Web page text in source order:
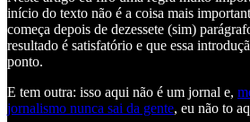
início do texto não é a coisa mais
começa depois de dezessete (sim)
resultado é satisfatório e que essa
ponto.
E tem outra: isso aqui não é um jornal e,
jornalismo nunca sai da gente, eu não to